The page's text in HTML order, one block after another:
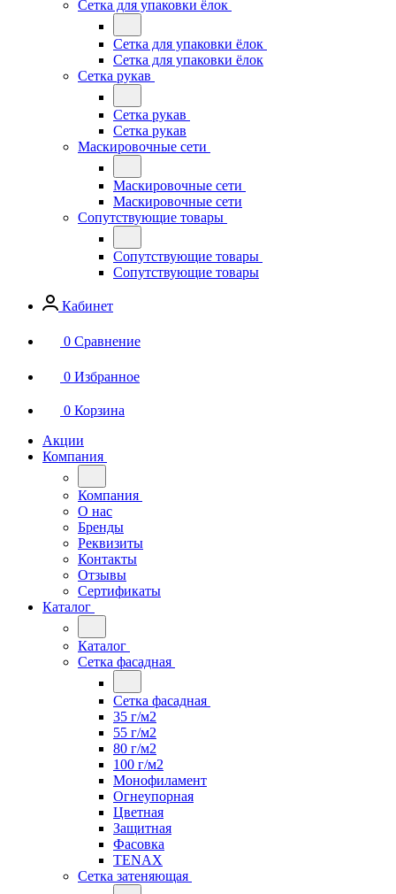
Сетка для упаковки ёлок
Сетка для упаковки ёлок
Сетка для упаковки ёлок
Сетка рукав
Сетка рукав
Сетка рукав
Маскировочные сети
Маскировочные сети
Маскировочные сети
Сопутствующие товары
Сопутствующие товары
Сопутствующие товары
Кабинет
0 Сравнение
0 Избранное
0 Корзина
Акции
Компания
Компания
О нас
Бренды
Реквизиты
Контакты
Отзывы
Сертификаты
Каталог
Каталог
Сетка фасадная
Сетка фасадная
35 г/м2
55 г/м2
80 г/м2
100 г/м2
Монофиламент
Огнеупорная
Цветная
Защитная
Фасовка
TENAX
Сетка затеняющая